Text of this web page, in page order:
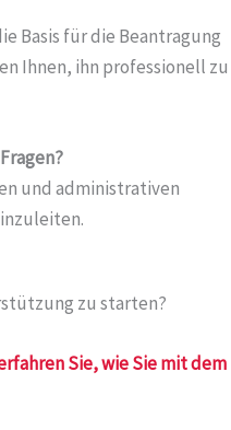
Basis für die Beantragung
Ihnen, ihn professionell zu
und administrativen
zu starten?
Sie, wie Sie mit dem